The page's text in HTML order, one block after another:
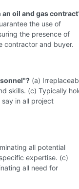
an oil and gas
the use of
the presence of
contractor and buyer.
(a)
skills. (c) Typically
in all project
all potential
expertise. (c)
all need for